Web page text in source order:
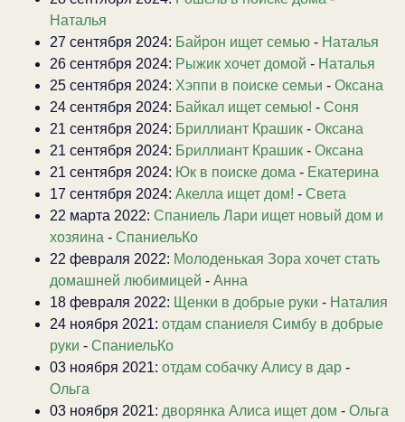
Наталья
27 сентября 2024: Байрон ищет семью - Наталья
26 сентября 2024: Рыжик хочет домой - Наталья
25 сентября 2024: Хэппи в поиске семьи - Оксана
24 сентября 2024: Байкал ищет семью! - Соня
21 сентября 2024: Бриллиант Крашик - Оксана
21 сентября 2024: Бриллиант Крашик - Оксана
21 сентября 2024: Юк в поиске дома - Екатерина
17 сентября 2024: Акелла ищет дом! - Света
22 марта 2022: Спаниель Лари ищет новый дом и
хозяина - СпаниельКо
22 февраля 2022: Молоденькая Зора хочет стать
домашней любимицей - Анна
18 февраля 2022: Щенки в добрые руки - Наталия
24 ноября 2021: отдам спаниеля Симбу в добрые
руки - СпаниельКо
03 ноября 2021: отдам собачку Алису в дар -
Ольга
03 ноября 2021: дворянка Алиса ищет дом - Ольга